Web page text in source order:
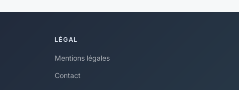
LÉGAL
Mentions légales
Contact